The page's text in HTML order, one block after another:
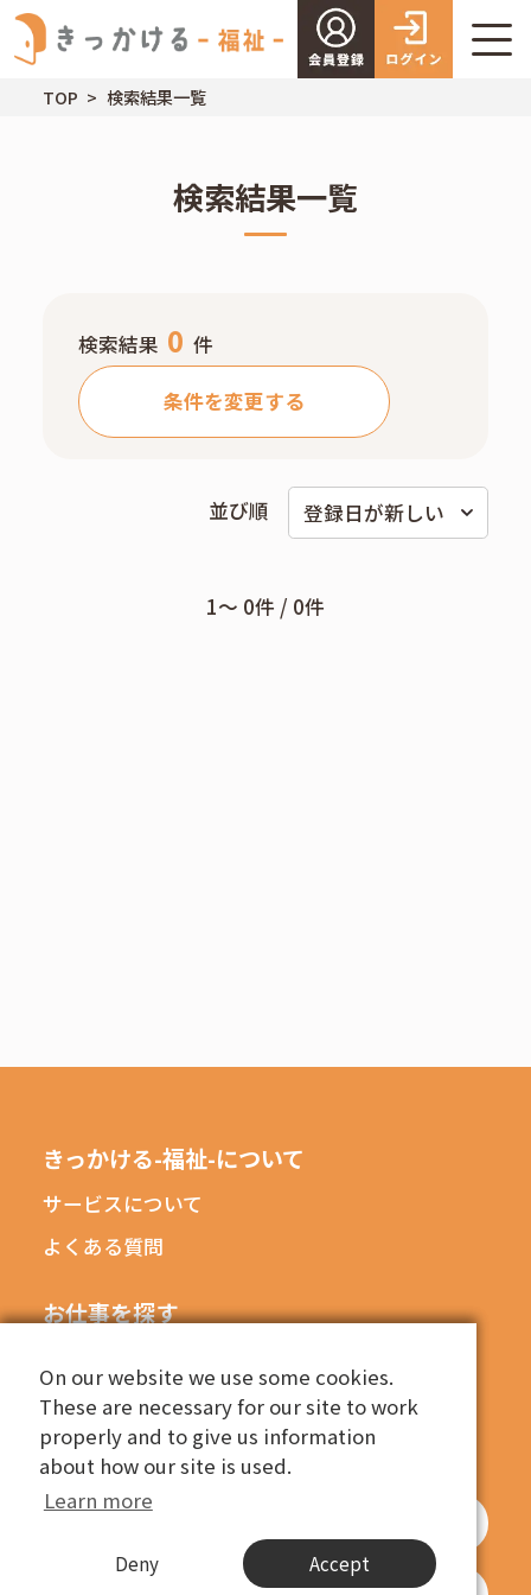
TOP 検索結果一覧
検索結果一覧
検索結果 0 件
条件を変更する
並び順
1〜 0件 / 0件
きっかける-福祉-について
サービスについて
よくある質問
お仕事を探す
職種から探す
もっと詳しい条件でお仕事を探す
On our website we use some cookies.
These are necessary for our site to work
properly and to give us information
about how our site is used.
Learn more
Deny Accept
On our website we use some cookies.
These are necessary for our site to work
properly and to give us information
about how our site is used.
Learn more
Deny Accept